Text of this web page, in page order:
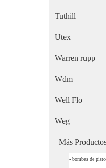
Tuthill
Utex
Warren rupp
Wdm
Well Flo
Weg
Más
- bombas de